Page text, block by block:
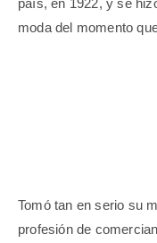
moda del momento
Tomó tan en serio su
profesión de